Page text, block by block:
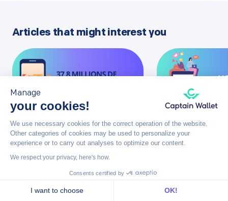
Articles that might interest you
TENDANCES
37,8 millions de
cartes wallet actives
principaux [...]
WALLET
Manage
your cookies!
We use necessary cookies for the correct operation of the website.
Other categories of cookies may be used to personalize your
experience or to carry out analyses to optimize our content.
We respect your privacy, here's how.
Consents certified by
I want to choose OK!